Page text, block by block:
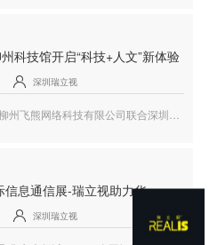
科技馆开启“科技+人文”新体验
深圳瑞立视
2
018中国国际信息通信展-瑞立视助力华为5G电竞方案闪耀全场
深圳瑞立视